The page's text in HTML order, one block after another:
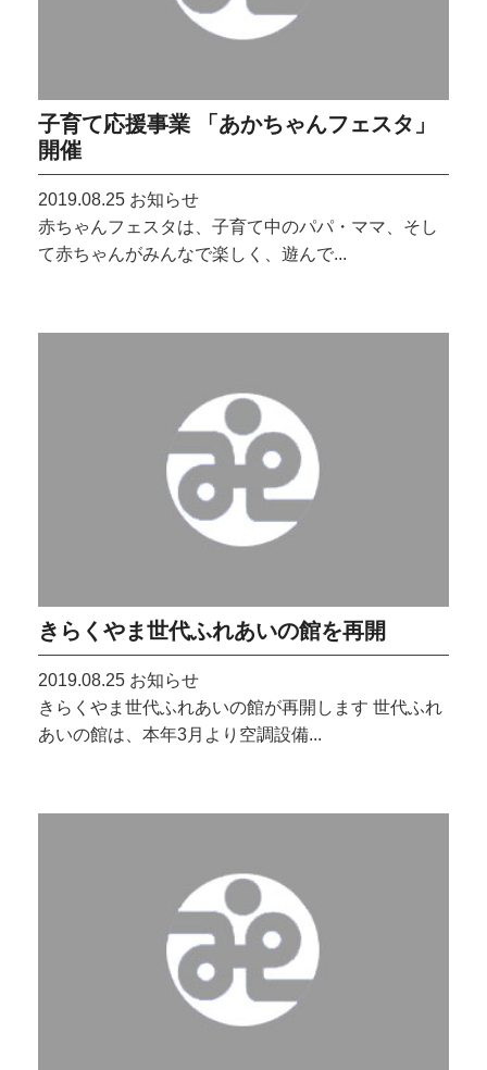
子育て応援事業 「あかちゃんフェスタ」
開催
2019.08.25 お知らせ
赤ちゃんフェスタは、子育て中のパパ・ママ、そし
て赤ちゃんがみんなで楽しく、遊んで...
きらくやま世代ふれあいの館を再開
2019.08.25 お知らせ
きらくやま世代ふれあいの館が再開します 世代ふれ
あいの館は、本年3月より空調設備...